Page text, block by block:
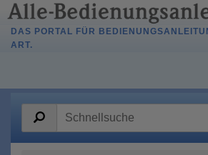
DAS PORTAL FÜR
ART.